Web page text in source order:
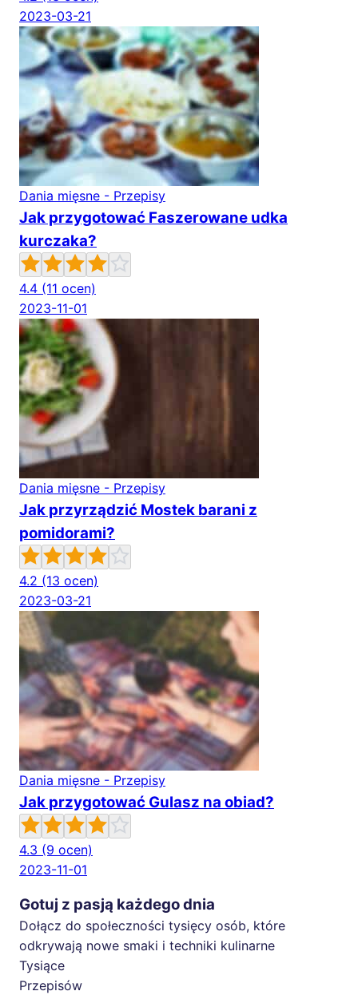
2023-03-21
Dania mięsne - Przepisy
Jak przygotować Faszerowane udka
kurczaka?
4.4 (11 ocen)
2023-11-01
Dania mięsne - Przepisy
Jak przyrządzić Mostek barani z
pomidorami?
4.2 (13 ocen)
2023-03-21
Dania mięsne - Przepisy
Jak przygotować Gulasz na obiad?
4.3 (9 ocen)
2023-11-01
Gotuj z pasją każdego dnia
Dołącz do społeczności tysięcy osób, które
odkrywają nowe smaki i techniki kulinarne
Tysiące
Przepisów